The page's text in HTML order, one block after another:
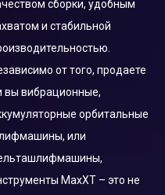
сборки, удобным
и стабильной
от того, продаете
вы вибрационные,
орбитальные
или
MaxXT – это не